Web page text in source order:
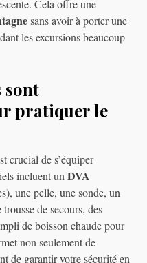
Cela offre une
sans avoir à porter une
les excursions beaucoup
sont
pratiquer le
crucial de s’équiper
incluent un DVA
une pelle, une sonde, un
de secours, des
de boisson chaude pour
non seulement de
de garantir votre sécurité en